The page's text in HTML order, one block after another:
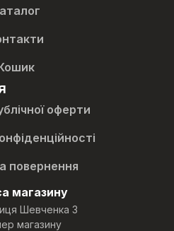
оферти
повернення
магазину
Шевченка 3
магазину